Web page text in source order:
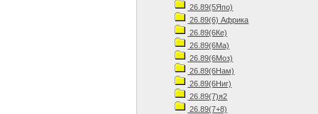
26.89(5Япо)
26.89(6) Африка
26.89(6Ке)
26.89(6Ма)
26.89(6Моз)
26.89(6Нам)
26.89(6Ниг)
26.89(7)я2
26.89(7+8)